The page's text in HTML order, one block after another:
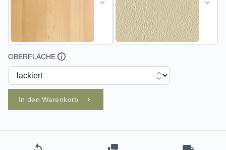
OBERFLÄCHE
In den Warenkorb